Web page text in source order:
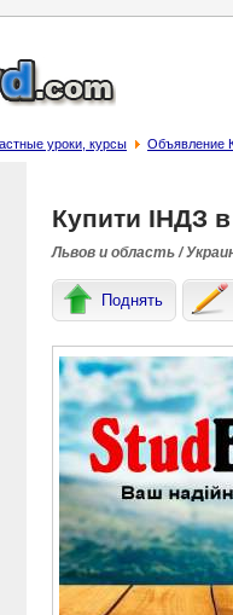
уроки, курсы Объявление
Купити ІНДЗ в
Львов и область /
Поднять